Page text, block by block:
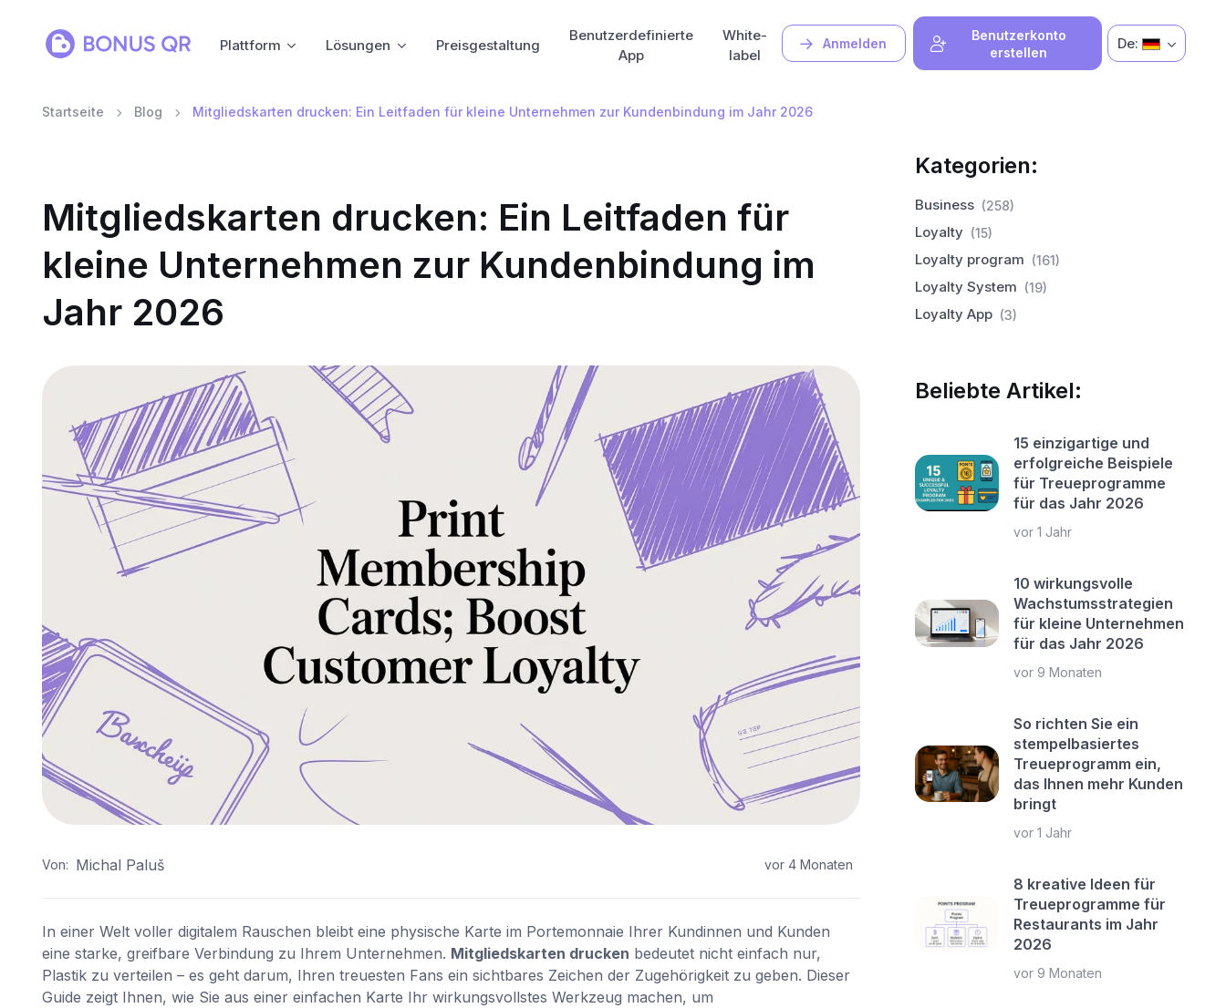
Anmelden
Benutzerkonto
erstellen
Plattform Lösungen Preisgestaltung
Benutzerdefinierte
App
White-
label
De:
Startseite Blog Mitgliedskarten drucken: Ein Leitfaden für kleine Unternehmen zur Kundenbindung im Jahr 2026
Mitgliedskarten drucken: Ein Leitfaden für
kleine Unternehmen zur Kundenbindung im
Jahr 2026
Von: Michal Paluš vor 4 Monaten
In einer Welt voller digitalem Rauschen bleibt eine physische Karte im Portemonnaie Ihrer Kundinnen und Kunden
eine starke, greifbare Verbindung zu Ihrem Unternehmen. Mitgliedskarten drucken bedeutet nicht einfach nur,
Plastik zu verteilen – es geht darum, Ihren treuesten Fans ein sichtbares Zeichen der Zugehörigkeit zu geben. Dieser
Guide zeigt Ihnen, wie Sie aus einer einfachen Karte Ihr wirkungsvollstes Werkzeug machen, um
Kategorien:
Business (258)
Loyalty (15)
Loyalty program (161)
Loyalty System (19)
Loyalty App (3)
Beliebte Artikel:
15 einzigartige und
erfolgreiche Beispiele
für Treueprogramme
für das Jahr 2026
vor 1 Jahr
10 wirkungsvolle
Wachstumsstrategien
für kleine Unternehmen
für das Jahr 2026
vor 9 Monaten
So richten Sie ein
stempelbasiertes
Treueprogramm ein,
das Ihnen mehr Kunden
bringt
vor 1 Jahr
8 kreative Ideen für
Treueprogramme für
Restaurants im Jahr
2026
vor 9 Monaten